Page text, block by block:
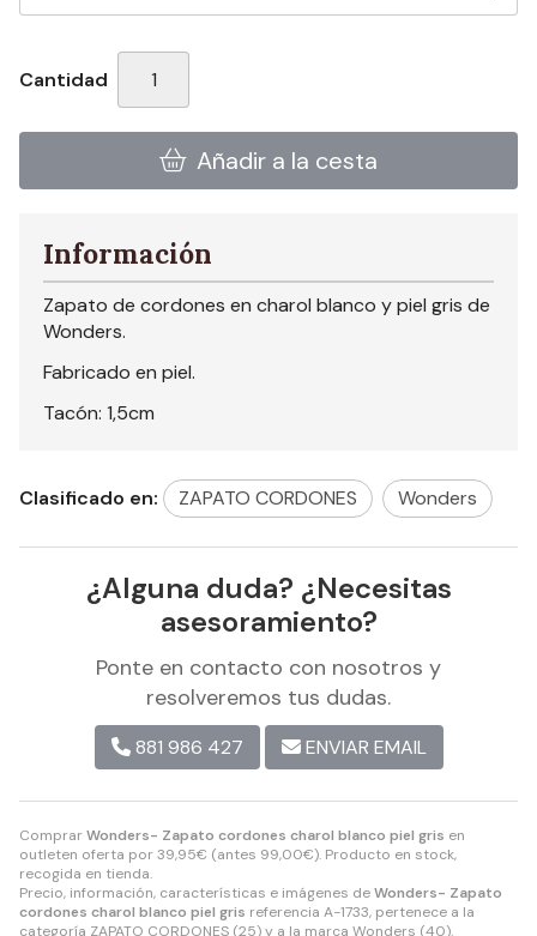
Cantidad
Añadir a la cesta
ComprarWonders- Zapato cordones charol blanco piel gris en
outleten oferta por39,95€ (antes 99,00€). Producto en stock,
recogida en tienda.
Precio, información, características e imágenes deWonders- Zapato
cordones charol blanco piel gris referencia A-1733, pertenece a la
categoría ZAPATO CORDONES (25) y a la marca Wonders (40).
Información
Zapato de cordones en charol blanco y piel gris de
Wonders.
Fabricado en piel.
Tacón: 1,5cm
Clasificado en: ZAPATO CORDONES Wonders
¿Alguna duda? ¿Necesitas
asesoramiento?
Ponte en contacto con nosotros y
resolveremos tus dudas.
881 986 427 ENVIAR EMAIL